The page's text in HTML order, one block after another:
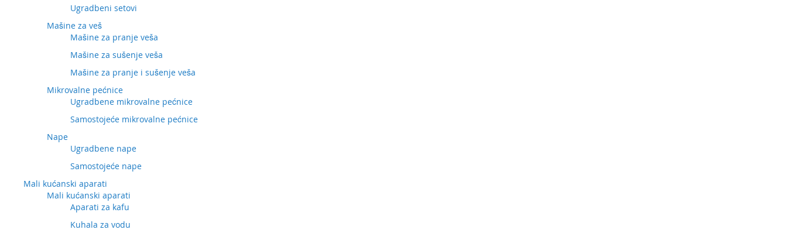
Ugradbeni setovi
Mašine za veš
Mašine za pranje veša
Mašine za sušenje veša
Mašine za pranje i sušenje veša
Mikrovalne pećnice
Ugradbene mikrovalne pećnice
Samostojeće mikrovalne pećnice
Nape
Ugradbene nape
Samostojeće nape
Mali kućanski aparati
Mali kućanski aparati
Aparati za kafu
Kuhala za vodu